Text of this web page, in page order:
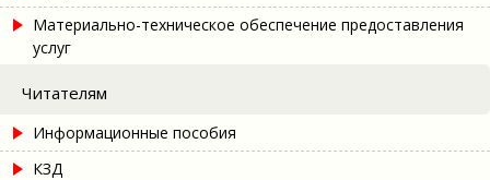
Материально-техническое обеспечение предоставления
услуг
Читателям
Информационные пособия
КЗД